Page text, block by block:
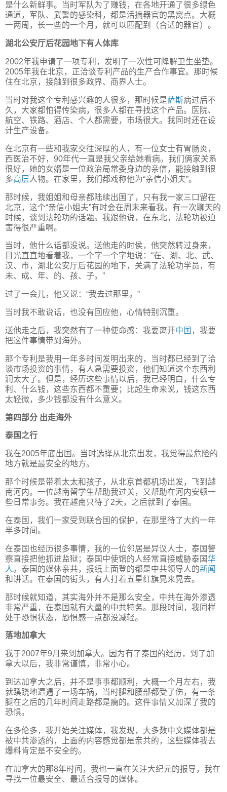
是什么新鲜事。当时军队为了赚钱，在各地开通了很多绿色
通道，军队、武警的感染科，都是活摘器官的黑窝点。大概
一两周，长一些的一个月，就可以匹配到（合适的器官）。
湖北公安厅后花园地下有人体库
2002年我申请了一项专利，发明了一次性可降解卫生坐垫。
2005年我在北京，正洽谈专利产品的生产合作事宜。那时候
住在北京，接触到很多政界、商界人士。
当时对我这个专利感兴趣的人很多，那时候是萨斯病过后不
久，大家都怕得传染病，很多人都在寻找这个产品。医院、
航空、铁路、酒店、个人都需要，市场很大。我同时还在设
计生产设备。
在北京有一些和我家交往深厚的人，有一位女士有胃肠炎，
西医治不好，90年代一直是我父亲给她看病。我们俩家关系
很好，她的女婿是一位政治局常委身边的亲信，能接触到很
多高层人物。在家里，我们都戏称他为“亲信小姐夫”。
那时候，我姐姐和母亲都陆续出国了，只有我一家三口留在
北京，这个“亲信小姐夫”有时会在周末来看我。有一次聊天的
时候，谈到法轮功的话题。我跟他说，在东北，法轮功被迫
害得很严重啊。
当时，他什么话都没说。送他走的时侯，他突然转过身来，
目光直直地看着我，一个字一个字地说：“在、湖、北、武、
汉、市，湖北公安厅后花园的地下，关满了法轮功学员，有
未、成、年、的、孩、子。”
过了一会儿，他又说：“我去过那里。”
当时我不敢说话，也没有回应他，心情特别沉重。
送他走之后，我突然有了一种使命感：我要离开中国 ，我要
把这件事情带到海外。
那个专利是我用一年多时间发明出来的，当时都已经到了洽
谈市场投资的事情，有人急需要投资，他们知道这个东西利
润太大了。但是，经历这些事情以后，我已经明白，什么专
利、什么钱，这些东西都不重要；比起生命来说，钱这东西
太轻微，多少钱都没有什么意义。
第四部分 出走海外
泰国之行
我在2005年底出国。当时选择从北京出发，我觉得最危险的
地方就是最安全的地方。
那个时候是带着太太和孩子，从北京首都机场出发，飞到越
南河内。一位越南留学生帮助我过关，又帮助在河内安顿一
些日常事务。我在越南只待了2天，之后就到了泰国。
在泰国，我们一家受到联合国的保护，在那里待了大约一年
半多时间。
在泰国也经历很多事情，我的一位邻居是异议人士，泰国警
察直接把他抓进监狱；泰国中使馆的人经常直接威胁泰国华
人。泰国的媒体亲共，报纸上面登的都是中共领导人的新闻
和讲话。在泰国的街头，有人打着五星红旗晃来晃去。
那时候就知道，其实海外并不是那么安全，中共在海外渗透
非常严重，在泰国就有大量的中共特务。那段时间，我同样
处于恐惧状态，恐惧感一点都没减轻。
落地加拿大
我于2007年9月来到加拿大。因为有了泰国的经历，到了加
拿大以后，我非常谨慎，非常小心。
到达加拿大之后，并不是事事都顺利，大概一个月左右，我
就蹊跷地遭遇了一场车祸，当时腿和腰部都受了伤，有一条
腿在之后的几年时间走路都是瘸的。这件事情又加深了我的
恐惧。
在多伦多，我开始关注媒体，我发现，大多数中文媒体都是
被中共渗透的，上面的内容感觉都是亲共的，这些媒体我去
爆料肯定是不安全的。
在加拿大的那8年时间，我也一直在关注大纪元的报导，我在
寻找一位最安全、最适合报导的媒体。